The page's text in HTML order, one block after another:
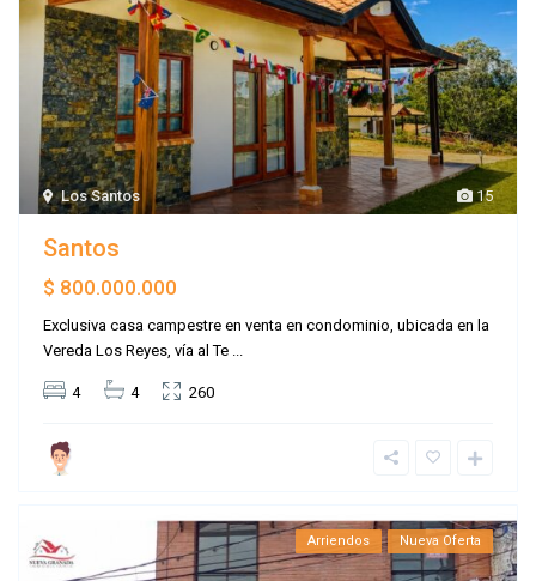
15
Los Santos
Santos
$ 800.000.000
Exclusiva casa campestre en venta en condominio, ubicada en la
Vereda Los Reyes, vía al Te
4 4 260
Arriendos Nueva Oferta